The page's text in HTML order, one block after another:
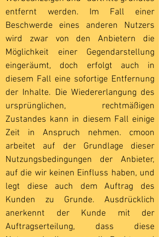
entfernt werden. Im Fall einer
Beschwerde eines anderen Nutzers
wird zwar von den Anbietern die
Möglichkeit einer Gegendarstellung
eingeräumt, doch erfolgt auch in
diesem Fall eine sofortige Entfernung
der Inhalte. Die Wiedererlangung des
ursprünglichen, rechtmäßigen
Zustandes kann in diesem Fall einige
Zeit in Anspruch nehmen. cmoon
arbeitet auf der Grundlage dieser
Nutzungsbedingungen der Anbieter,
auf die wir keinen Einfluss haben, und
legt diese auch dem Auftrag des
Kunden zu Grunde. Ausdrücklich
anerkennt der Kunde mit der
Auftragserteilung, dass diese